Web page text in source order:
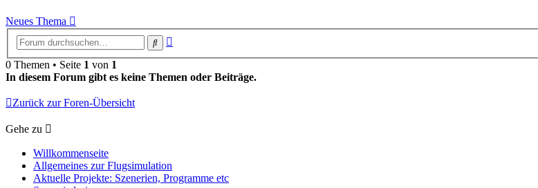
Neues Thema
Suche
0 Themen • Seite 1 von 1
In diesem Forum gibt es keine Themen oder Beiträge.
Zurück zur Foren-Übersicht
Gehe zu
Willkommenseite
Allgemeines zur Flugsimulation
Aktuelle Projekte: Szenerien, Programme etc